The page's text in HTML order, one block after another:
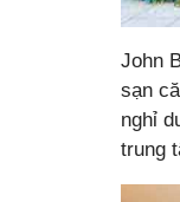
John
sạn
nghỉ
trung